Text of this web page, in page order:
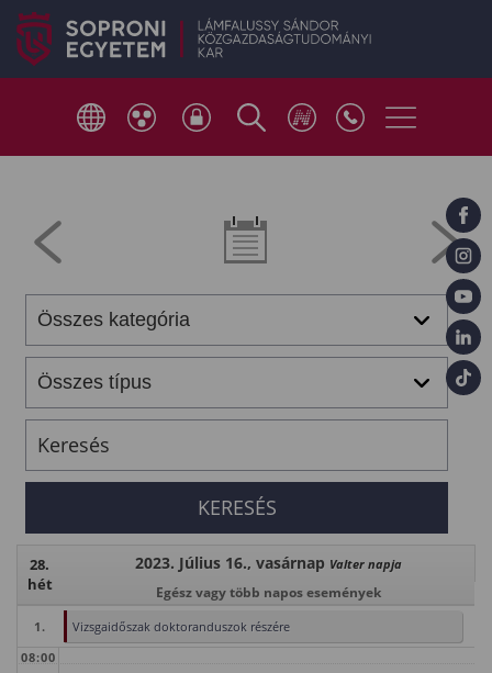
28.
hét
2023. Július 16., vasárnap Valter napja
Egész vagy több napos események
1.
Vizsgaidőszak doktoranduszok részére
08:00